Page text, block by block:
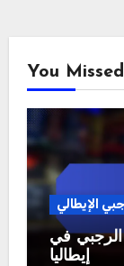
You Missed
الإيطالي
الرجبي في
إيطاليا